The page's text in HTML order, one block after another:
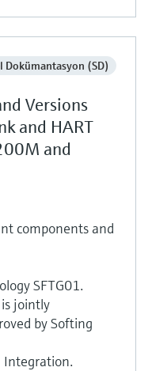
Dokümantasyon (SD)
Versions
and HART
and
components and
SFTG01.
jointly
by Softing
Integration.